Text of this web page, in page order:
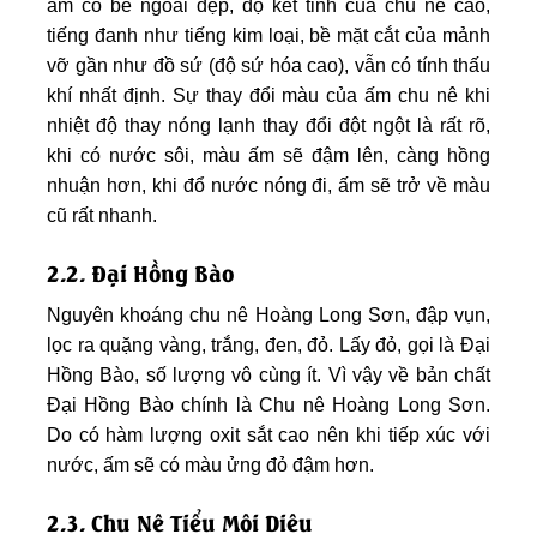
ấm có bề ngoài đẹp, độ kết tinh của chu nê cao,
tiếng đanh như tiếng kim loại, bề mặt cắt của mảnh
vỡ gần như đồ sứ (độ sứ hóa cao), vẫn có tính thấu
khí nhất định. Sự thay đổi màu của ấm chu nê khi
nhiệt độ thay nóng lạnh thay đổi đột ngột là rất rõ,
khi có nước sôi, màu ấm sẽ đậm lên, càng hồng
nhuận hơn, khi đổ nước nóng đi, ấm sẽ trở về màu
cũ rất nhanh.
2.2. Đại Hồng Bào
Nguyên khoáng chu nê Hoàng Long Sơn, đập vụn,
lọc ra quặng vàng, trắng, đen, đỏ. Lấy đỏ, gọi là Đại
Hồng Bào, số lượng vô cùng ít. Vì vậy về bản chất
Đại Hồng Bào chính là Chu nê Hoàng Long Sơn.
Do có hàm lượng oxit sắt cao nên khi tiếp xúc với
nước, ấm sẽ có màu ửng đỏ đậm hơn.
2.3. Chu Nê Tiểu Môi Diêu